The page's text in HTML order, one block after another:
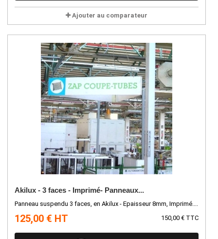
Ajouter au comparateur
Akilux - 3 faces - Imprimé- Panneaux...
Panneau suspendu 3 faces, en Akilux - Epaisseur 8mm, Imprimé....
125,00 € HT 150,00 € TTC